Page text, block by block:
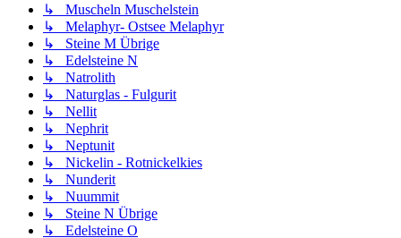
↳ Muscheln Muschelstein
↳ Melaphyr- Ostsee Melaphyr
↳ Steine M Übrige
↳ Edelsteine N
↳ Natrolith
↳ Naturglas - Fulgurit
↳ Nellit
↳ Nephrit
↳ Neptunit
↳ Nickelin - Rotnickelkies
↳ Nunderit
↳ Nuummit
↳ Steine N Übrige
↳ Edelsteine O